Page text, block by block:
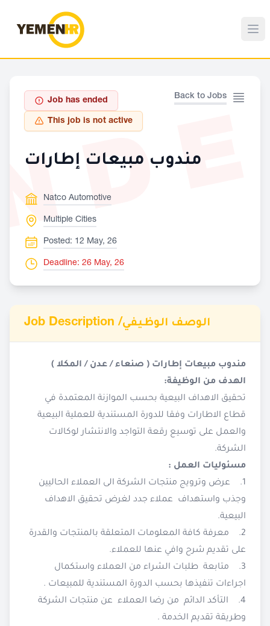
Back to Jobs
Job has ended
This job is not active
مندوب مبيعات إطارات
Natco Automotive
Multiple Cities
Posted: 12 May, 26
Deadline: 26 May, 26
Job Description /الوصف الوظيفي
مندوب مبيعات إطارات ( صنعاء / عدن / المكلا )
الهدف من الوظيفة:
تحقيق الاهداف البيعية بحسب الموازنة المعتمدة في
قطاع الاطارات وفقا للدورة المستندية للعملية البيعية
والعمل على توسيع رقعة التواجد والانتشار لوكالات
الشركة.
مسئوليات العمل :
1. عرض وترويج منتجات الشركة الى العملاء الحاليين
وجذب واستهداف عملاء جدد لغرض تحقيق الاهداف
البيعية.
2. معرفة كافة المعلومات المتعلقة بالمنتجات والقدرة
على تقديم شرح وافي عنها للعملاء.
3. متابعة طلبات الشراء من العملاء واستكمال
اجراءات تنفيذها بحسب الدورة المستندية للمبيعات .
4. التأكد الدائم من رضا العملاء عن منتجات الشركة
وطريقة تقديم الخدمة .